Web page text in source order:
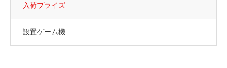
入荷プライズ
設置ゲーム機